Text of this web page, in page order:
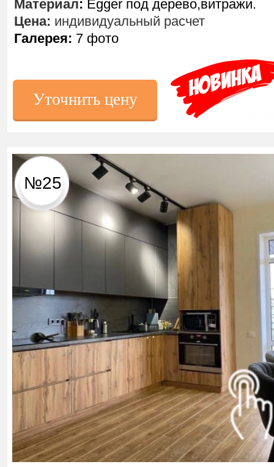
№25
Материал: Egger под дерево,витражи.
Цена: индивидуальный расчет
Галерея: 7 фото
Уточнить цену